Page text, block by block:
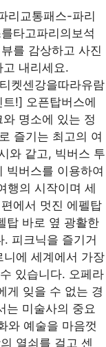
리교통패스-파리
타고파리의보석
를 감상하고 사진
내리세요.
켓센강을따라유람
!] 오픈탑버스에
명소에 있는 정
즐기는 최고의 여
와 같고, 빅버스 투
빅버스를 이용하여
행의 시작이며 세
에서 멋진 에펠탑
탑 바로 옆 광활한
피크닉을 즐기거
에 세계에서 가장
있습니다. 오페라
게 잊을 수 없는 경
는 미술사의 중요
와 예술을 마음껏
열쇠를 걸고 센